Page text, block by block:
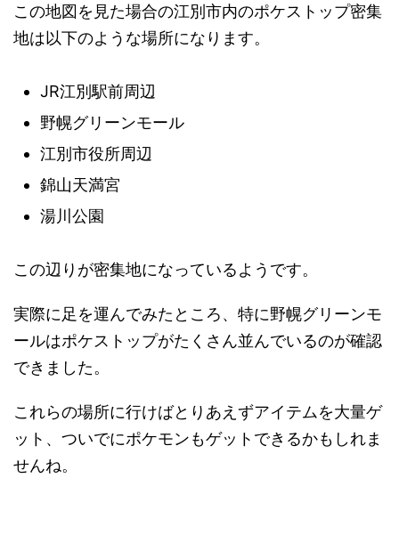
この地図を見た場合の江別市内のポケストップ密集
地は以下のような場所になります。
JR江別駅前周辺
野幌グリーンモール
江別市役所周辺
錦山天満宮
湯川公園
この辺りが密集地になっているようです。
実際に足を運んでみたところ、特に野幌グリーンモ
ールはポケストップがたくさん並んでいるのが確認
できました。
これらの場所に行けばとりあえずアイテムを大量ゲ
ット、ついでにポケモンもゲットできるかもしれま
せんね。